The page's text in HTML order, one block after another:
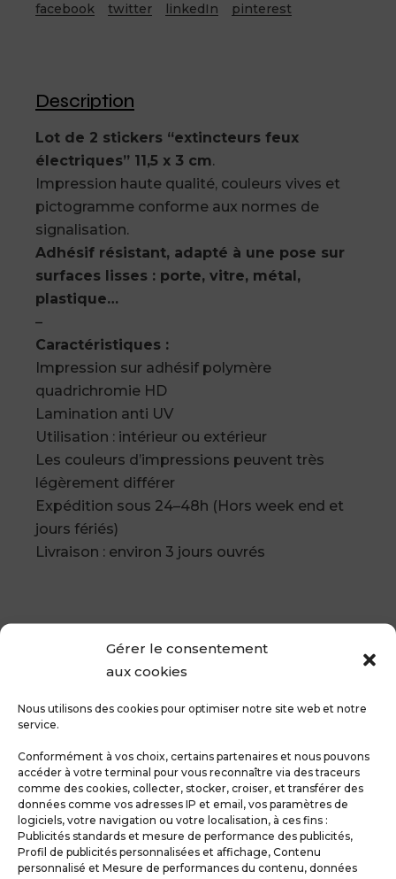
Gérer le consentement
aux cookies
Nous utilisons des cookies pour optimiser notre site web et notre
service.
Conformément à vos choix, certains partenaires et nous pouvons
accéder à votre terminal pour vous reconnaître via des traceurs
comme des cookies, collecter, stocker, croiser, et transférer des
données comme vos adresses IP et email, vos paramètres de
logiciels, votre navigation ou votre localisation, à ces fins :
Publicités standards et mesure de performance des publicités,
Profil de publicités personnalisées et affichage, Contenu
personnalisé et Mesure de performances du contenu, données
facebook twitter linkedIn pinterest
Description
Lot de 2 stickers “extincteurs feux
électriques” 11,5 x 3 cm.
Impression haute qualité, couleurs vives et
pictogramme conforme aux normes de
signalisation.
Adhésif résistant, adapté à une pose sur
surfaces lisses : porte, vitre, métal,
plastique…
–
Caractéristiques :
Impression sur adhésif polymère
quadrichromie HD
Lamination anti UV
Utilisation : intérieur ou extérieur
Les couleurs d’impressions peuvent très
légèrement différer
Expédition sous 24–48h (Hors week end et
jours fériés)
Livraison : environ 3 jours ouvrés
Produits similaires